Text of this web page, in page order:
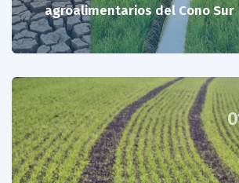
agroalimentarios del Cono Sur